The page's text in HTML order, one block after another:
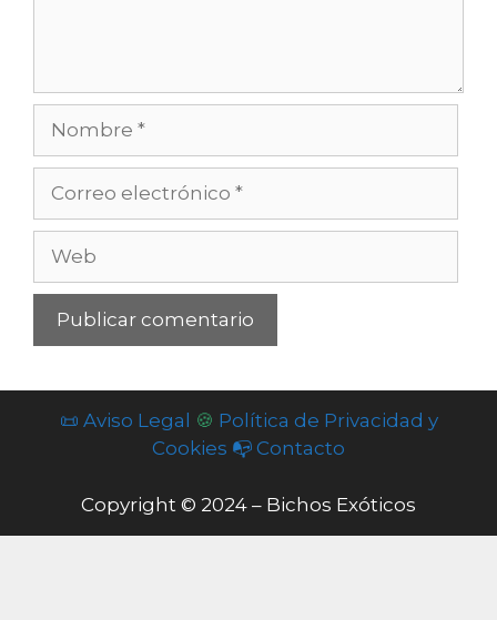
Nombre
📜 Aviso Legal 🍪 Política de Privacidad y
Cookies 📭 Contacto
Copyright © 2024 – Bichos Exóticos